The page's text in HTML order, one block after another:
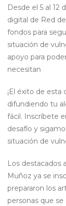
Desde el 5 al 12
digital de Red
fondos para
situación de
apoyo para
necesitan
¡El éxito de
difundiendo tu
fácil. Inscríbete
desafío y
situación de
Los destacados
Muñoz ya se
prepararon los
personas que se